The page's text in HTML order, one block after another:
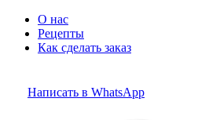
О нас
Рецепты
Как сделать заказ
Написать в WhatsApp